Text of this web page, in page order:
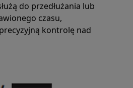
do przedłużania lub
czasu,
kontrolę nad